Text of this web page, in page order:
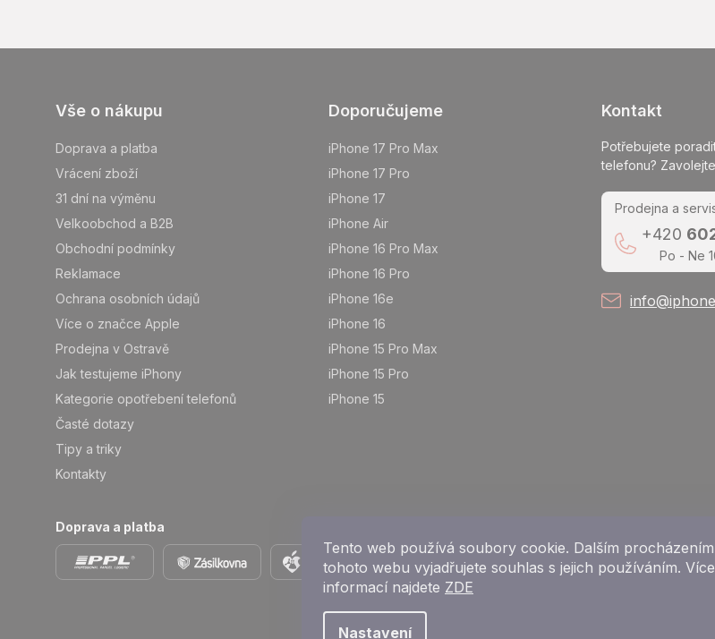
Tento web používá soubory cookie. Dalším procházením
tohoto webu vyjadřujete souhlas s jejich používáním. Více
informací najdete ZDE
Nastavení
Vše o nákupu
Doprava a platba
Vrácení zboží
31 dní na výměnu
Velkoobchod a B2B
Obchodní podmínky
Reklamace
Ochrana osobních údajů
Více o značce Apple
Prodejna v Ostravě
Jak testujeme iPhony
Kategorie opotřebení telefonů
Časté dotazy
Tipy a triky
Kontakty
Doporučujeme
iPhone 17 Pro Max
iPhone 17 Pro
iPhone 17
iPhone Air
iPhone 16 Pro Max
iPhone 16 Pro
iPhone 16e
iPhone 16
iPhone 15 Pro Max
iPhone 15 Pro
iPhone 15
Kontakt
Potřebujete
telefonu?
Prodejna a
+420
Po - Ne
Doprava a platba
Copyright 2026